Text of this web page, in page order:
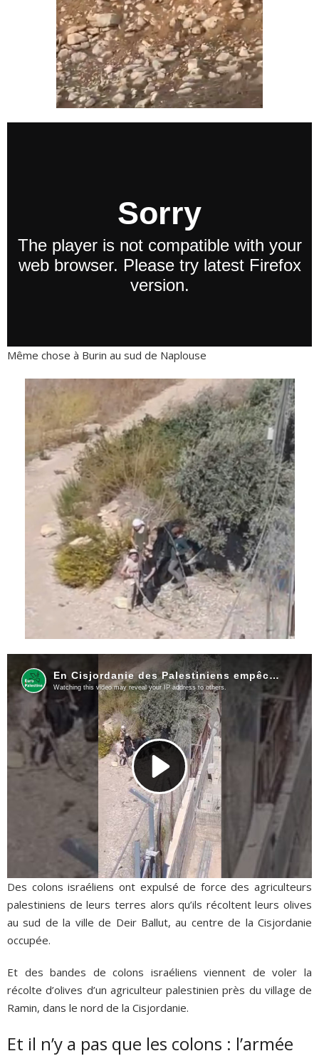
Même chose à Burin au sud de Naplouse
Des colons israéliens ont expulsé de force des agriculteurs
palestiniens de leurs terres alors qu’ils récoltent leurs olives
au sud de la ville de Deir Ballut, au centre de la Cisjordanie
occupée.
Et des bandes de colons israéliens viennent de voler la
récolte d’olives d’un agriculteur palestinien près du village de
Ramin, dans le nord de la Cisjordanie.
Et il n’y a pas que les colons : l’armée